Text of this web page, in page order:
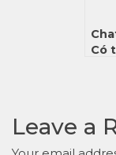
Có
Leave a